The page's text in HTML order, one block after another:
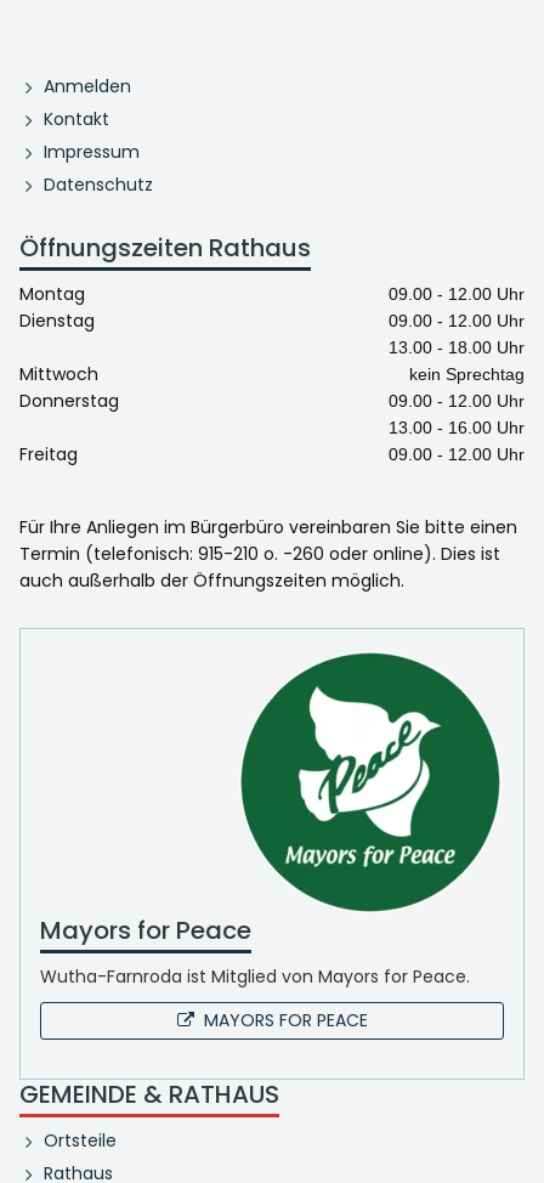
Anmelden
Kontakt
Impressum
Datenschutz
Öffnungszeiten Rathaus
Montag 09.00 - 12.00 Uhr
Dienstag
09.00 - 12.00 Uhr
13.00 - 18.00 Uhr
Mittwoch kein Sprechtag
Donnerstag
09.00 - 12.00 Uhr
13.00 - 16.00 Uhr
Freitag 09.00 - 12.00 Uhr
Für Ihre Anliegen im Bürgerbüro vereinbaren Sie bitte einen
Termin (telefonisch: 915-210 o. -260 oder online). Dies ist
auch außerhalb der Öffnungszeiten möglich.
Mayors for Peace
Wutha-Farnroda ist Mitglied von Mayors for Peace.
MAYORS FOR PEACE
GEMEINDE & RATHAUS
Ortsteile
Rathaus